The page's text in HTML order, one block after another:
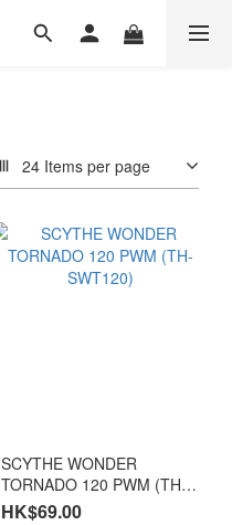
24 Items per page
SCYTHE WONDER
TORNADO 120 PWM (TH-
SWT120)
HK$69.00